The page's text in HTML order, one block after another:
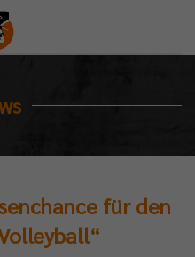
für den